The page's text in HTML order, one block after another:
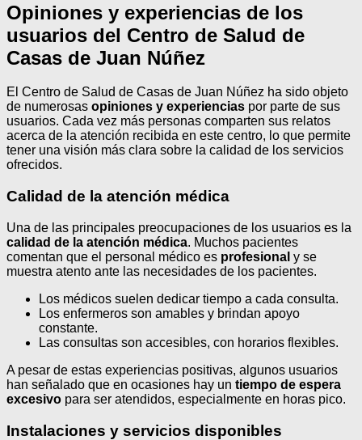
Opiniones y experiencias de los
usuarios del Centro de Salud de
Casas de Juan Núñez
El Centro de Salud de Casas de Juan Núñez ha sido objeto
de numerosas opiniones y experiencias por parte de sus
usuarios. Cada vez más personas comparten sus relatos
acerca de la atención recibida en este centro, lo que permite
tener una visión más clara sobre la calidad de los servicios
ofrecidos.
Calidad de la atención médica
Una de las principales preocupaciones de los usuarios es la
calidad de la atención médica. Muchos pacientes
comentan que el personal médico es profesional y se
muestra atento ante las necesidades de los pacientes.
Los médicos suelen dedicar tiempo a cada consulta.
Los enfermeros son amables y brindan apoyo
constante.
Las consultas son accesibles, con horarios flexibles.
A pesar de estas experiencias positivas, algunos usuarios
han señalado que en ocasiones hay un tiempo de espera
excesivo para ser atendidos, especialmente en horas pico.
Instalaciones y servicios disponibles